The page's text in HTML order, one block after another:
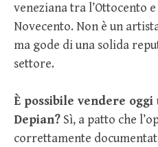
veneziana tra l’Ottocento
Novecento. Non è un
ma gode di una solida
settore.
È possibile vendere
Depian? Sì, a patto che
correttamente